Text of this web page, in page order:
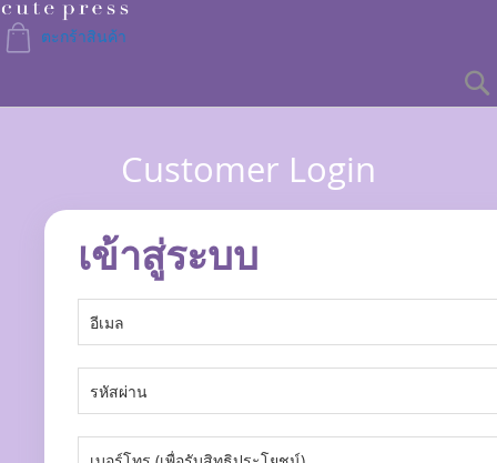
Skip
to
Content
ตะกร้าสินค้า
Customer Login
เข้าสู่ระบบ